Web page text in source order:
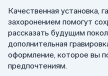
Качественная установка,
захоронением помогут
рассказать будущим
дополнительная
оформление, которое вы
предпочтениям.